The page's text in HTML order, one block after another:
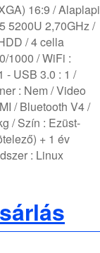
16:9 / Alaplapi
5200U 2,70GHz /
/ 4 cella
1000 / WiFi :
- USB 3.0 : 1 /
: Nem / Video
/ Bluetooth V4 /
/ Szín : Ezüst-
+ 1 év
: Linux